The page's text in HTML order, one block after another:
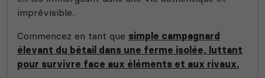
imprévisible.
Commencez en tant que simple campagnard
élevant du bétail dans une ferme isolée, luttant
pour survivre face aux éléments et aux rivaux.